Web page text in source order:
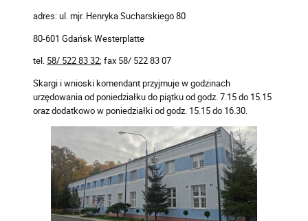
adres: ul. mjr. Henryka Sucharskiego 80
80-601 Gdańsk Westerplatte
tel. 58/ 522 83 32; fax 58/ 522 83 07
Skargi i wnioski komendant przyjmuje w godzinach
urzędowania od poniedziałku do piątku od godz. 7.15 do 15.15
oraz dodatkowo w poniedziałki od godz. 15.15 do 16.30.